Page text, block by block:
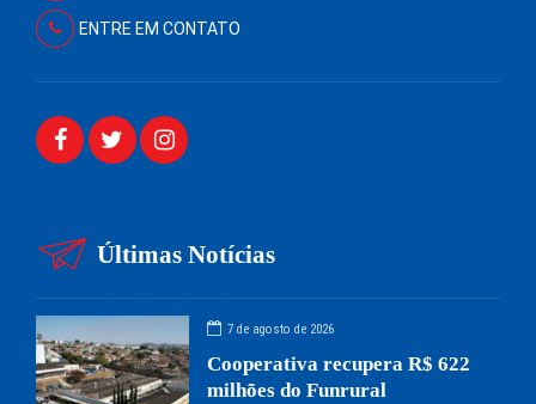
ENTRE EM CONTATO
Últimas Notícias
7 de agosto de 2026
Cooperativa recupera R$ 622
milhões do Funrural